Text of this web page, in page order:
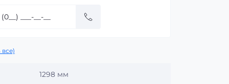
1298 мм